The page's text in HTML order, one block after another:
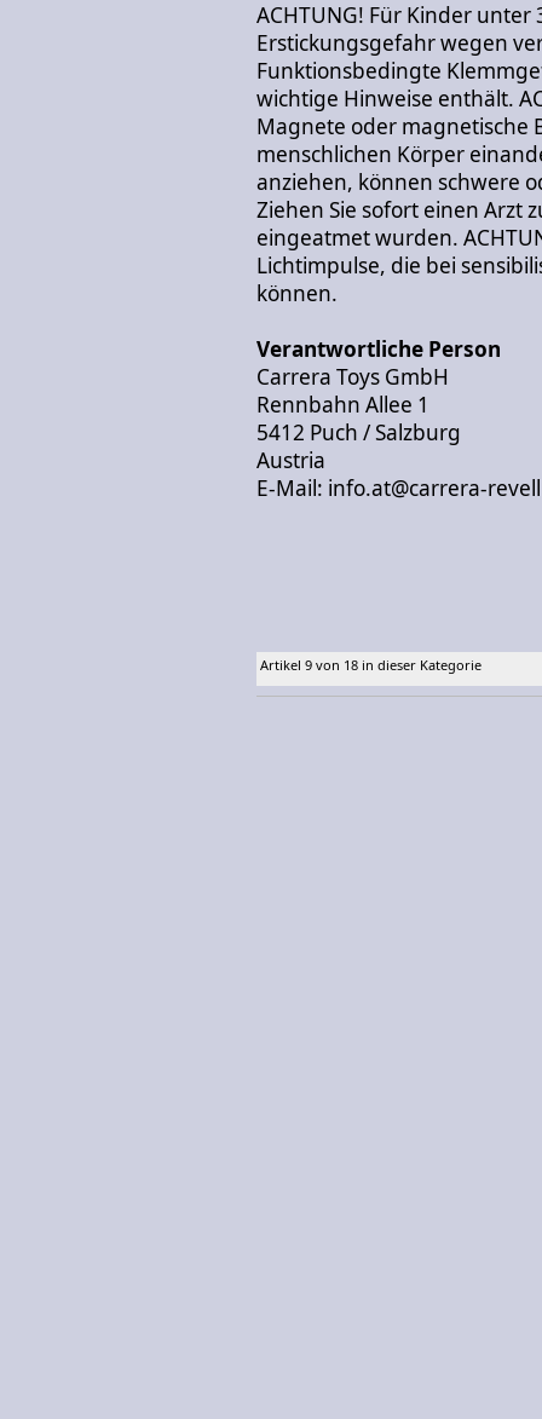
ACHTUNG! Für Kinder
Erstickungsgefahr wegen
Funktionsbedingte
wichtige Hinweise enthält.
Magnete oder magnetische
menschlichen Körper
anziehen, können schwere
Ziehen Sie sofort einen Arzt
eingeatmet wurden.
Lichtimpulse, die bei
können.
Verantwortliche Person
Carrera Toys GmbH
Rennbahn Allee 1
5412 Puch / Salzburg
Austria
E-Mail: info.at@carrera-
Artikel 9 von 18 in dieser Kategorie